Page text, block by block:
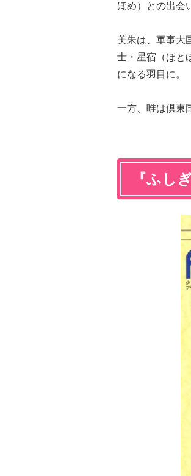
ほめ）との出会
美朱は、軍事大
士・星宿（ほと
になる羽目に。
一方、唯は倶東
『ふし